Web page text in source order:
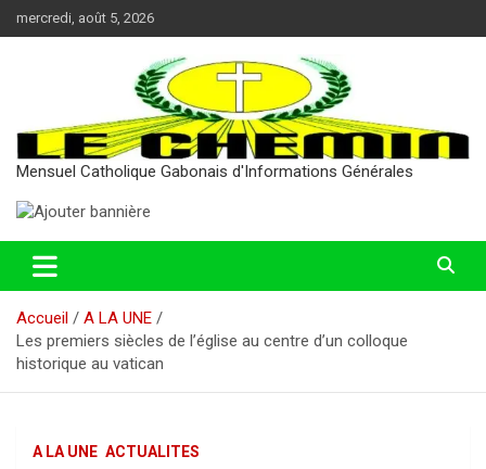
au
mercredi, août 5, 2026
Mensuel Catholique Gabonais d'Informations Générales
Accueil
A LA UNE
Les premiers siècles de l’église au centre d’un colloque
historique au vatican
A LA UNE ACTUALITES